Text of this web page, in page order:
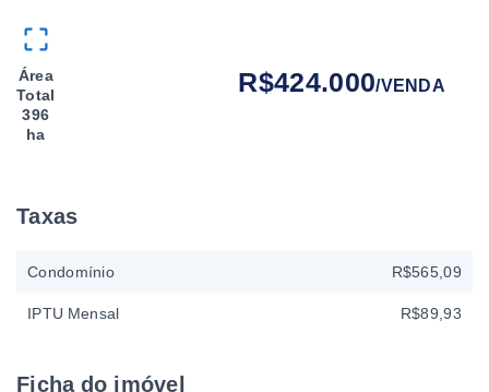
Área
Total
396
ha
R$424.000/VENDA
Taxas
Condomínio R$565,09
IPTU Mensal R$89,93
Ficha do imóvel